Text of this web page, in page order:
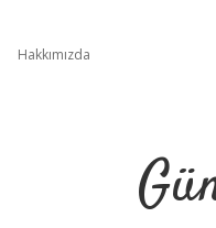
Hakkımızda